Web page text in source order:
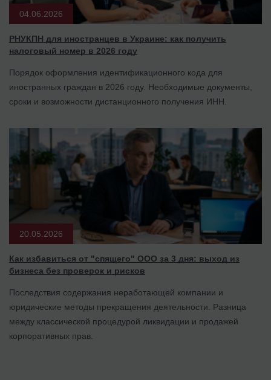
04.06.2026
РНУКПН для иностранцев в Украине: как получить
налоговый номер в 2026 году
Порядок оформления идентификационного кода для
иностранных граждан в 2026 году. Необходимые документы,
сроки и возможности дистанционного получения ИНН.
20.05.2026
Как избавиться от "спящего" ООО за 3 дня: выход из
бизнеса без проверок и рисков
Последствия содержания неработающей компании и
юридические методы прекращения деятельности. Разница
между классической процедурой ликвидации и продажей
корпоративных прав.